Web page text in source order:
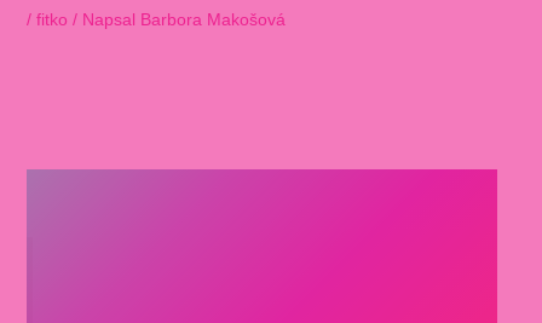
/ fitko / Napsal Barbora Makošová